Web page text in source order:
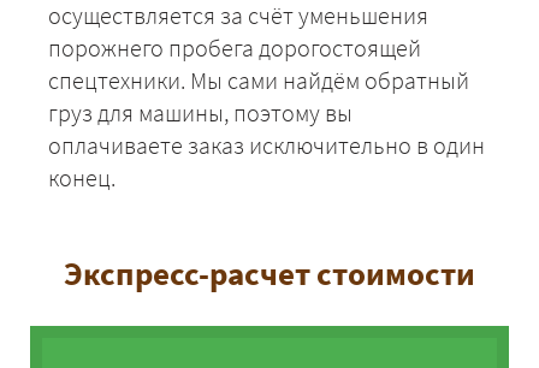
осуществляется за счёт уменьшения
порожнего пробега дорогостоящей
спецтехники. Мы сами найдём обратный
груз для машины, поэтому вы
оплачиваете заказ исключительно в один
конец.
Экспресс-расчет стоимости